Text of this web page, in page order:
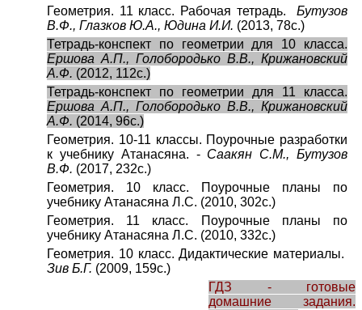
Геометрия. 11 класс. Рабочая тетрадь. Бутузов
В.Ф., Глазков Ю.А., Юдина И.И. (2013, 78с.)
Тетрадь-конспект по геометрии для 10 класса.
Ершова А.П., Голобородько В.В., Крижановский
А.Ф. (2012, 112с.)
Тетрадь-конспект по геометрии для 11 класса.
Ершова А.П., Голобородько В.В., Крижановский
А.Ф. (2014, 96с.)
Геометрия. 10-11 классы. Поурочные разработки
к учебнику Атанасяна. - Саакян С.М., Бутузов
В.Ф. (2017, 232с.)
Геометрия. 10 класс. Поурочные планы по
учебнику Атанасяна Л.С. (2010, 302с.)
Геометрия. 11 класс. Поурочные планы по
учебнику Атанасяна Л.С. (2010, 332с.)
Геометрия. 10 класс. Дидактические материалы.
Зив Б.Г. (2009, 159с.)
ГДЗ - готовые
домашние задания.